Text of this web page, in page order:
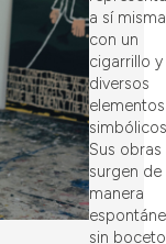
a sí misma
con un
cigarrillo y
diversos
elementos
Sus obras
surgen de
manera
sin